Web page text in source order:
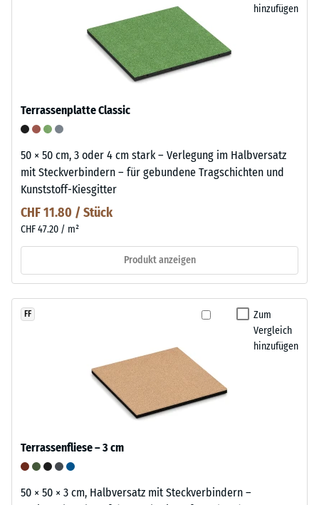
hinzufügen
Terrassenplatte Classic
50 × 50 cm, 3 oder 4 cm stark – Verlegung im Halbversatz
mit Steckverbindern – für gebundene Tragschichten und
Kunststoff-Kiesgitter
CHF 11.80 / Stück
CHF 47.20 / m²
Produkt anzeigen
Zum
Vergleich
hinzufügen
FF
Terrassenfliese – 3 cm
50 × 50 × 3 cm, Halbversatz mit Steckverbindern –